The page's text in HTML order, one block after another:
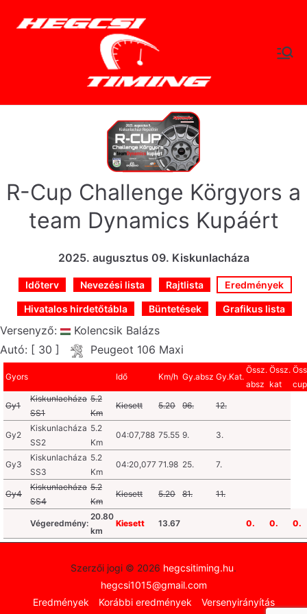
hegc
sitimi
Időtlen Idők
R-Cup Challenge Körgyors a
team Dynamics Kupáért
2025. augusztus 09. Kiskunlacháza
Időterv Nevezési lista Rajtlista Eredmények
Hivatalos hirdetőtábla Büntetések Grafikus lista
Versenyző:
Kolencsik Balázs
Autó: [ 30 ]
Peugeot 106 Maxi
Gyors Idő Km/h Gy.absz Gy.Kat.
Össz.
absz
Össz.
kat
cup
Gy1
Kiskunlacháza
SS1
5.2
Km
Kiesett 5.20 96. 12.
Gy2
Kiskunlacháza
SS2
5.2
Km
04:07,788 75.55 9. 3.
Gy3
Kiskunlacháza
SS3
5.2
Km
04:20,077 71.98 25. 7.
Gy4
Kiskunlacháza
SS4
5.2
Km
Kiesett 5.20 81. 11.
Végeredmény:
20.80
km
Kiesett 13.67 0. 0. 0.
Szerzői jogi © 2026 hegcsitiming.hu.
hegcsi1015@gmail.com
Eredmények
Korábbi eredmények
Versenyirányítás